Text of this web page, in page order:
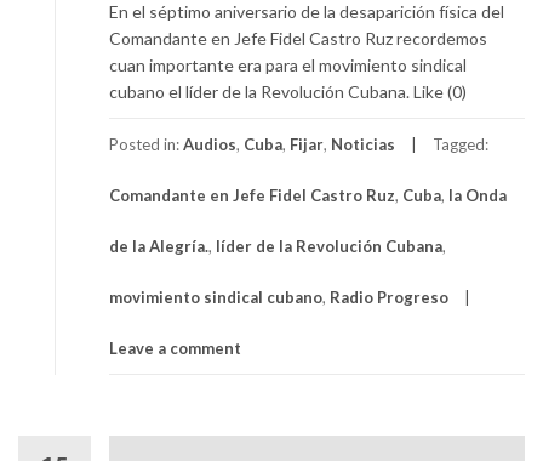
En el séptimo aniversario de la desaparición física del
Comandante en Jefe Fidel Castro Ruz recordemos
cuan importante era para el movimiento sindical
cubano el líder de la Revolución Cubana. Like (0)
Posted in:Audios, Cuba, Fijar, Noticias Tagged:
Comandante en Jefe Fidel Castro Ruz, Cuba, la Onda
de la Alegría., líder de la Revolución Cubana,
movimiento sindical cubano, Radio Progreso
Leave a comment